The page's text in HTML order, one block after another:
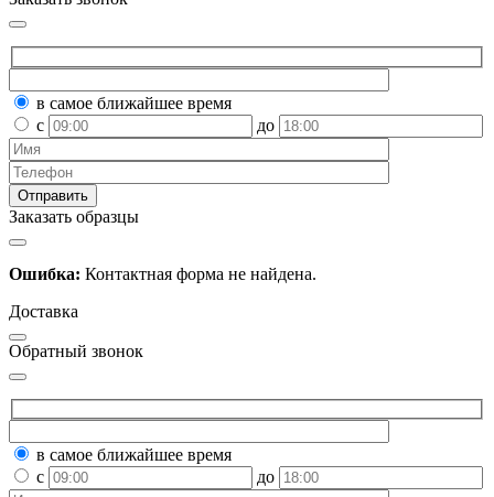
в самое ближайшее время
с
до
Заказать образцы
Ошибка: Контактная форма не найдена.
Доставка
Обратный звонок
в самое ближайшее время
с
до